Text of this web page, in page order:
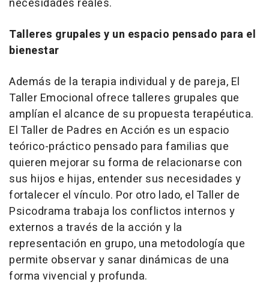
necesidades reales.
Talleres grupales y un espacio pensado para el
bienestar
Además de la terapia individual y de pareja, El
Taller Emocional ofrece talleres grupales que
amplían el alcance de su propuesta terapéutica.
El Taller de Padres en Acción es un espacio
teórico-práctico pensado para familias que
quieren mejorar su forma de relacionarse con
sus hijos e hijas, entender sus necesidades y
fortalecer el vínculo. Por otro lado, el Taller de
Psicodrama trabaja los conflictos internos y
externos a través de la acción y la
representación en grupo, una metodología que
permite observar y sanar dinámicas de una
forma vivencial y profunda.